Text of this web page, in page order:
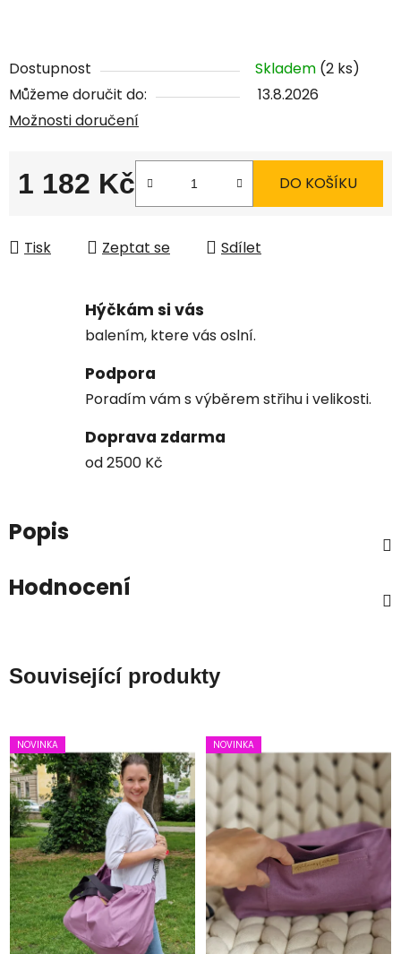
Dostupnost Skladem (2 ks)
Můžeme doručit do:
13.8.2026
Možnosti doručení
1 182 Kč DO KOŠÍKU
Tisk Zeptat se Sdílet
Hýčkám si vás
balením, ktere vás oslní.
Podpora
Poradím vám s výběrem střihu i velikosti.
Doprava zdarma
od 2500 Kč
Popis
Hodnocení
Související produkty
NOVINKA NOVINKA